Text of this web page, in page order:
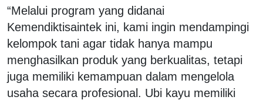
“Melalui program yang didanai
Kemendiktisaintek ini, kami ingin mendampingi
kelompok tani agar tidak hanya mampu
menghasilkan produk yang berkualitas, tetapi
juga memiliki kemampuan dalam mengelola
usaha secara profesional. Ubi kayu memiliki